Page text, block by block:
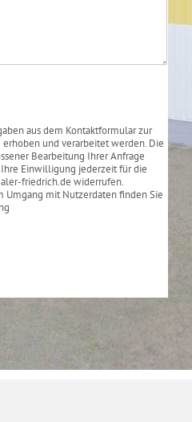
aus dem Kontaktformular zur
und verarbeitet werden. Die
Bearbeitung Ihrer Anfrage
Einwilligung jederzeit für die
friedrich.de widerrufen.
mit Nutzerdaten finden Sie